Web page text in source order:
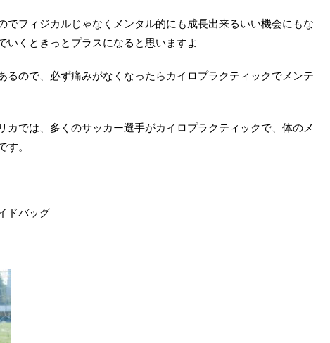
でフィジカルじゃなくメンタル的にも成長出来るいい機会にもな
いくときっとプラスになると思いますよ
るので、必ず痛みがなくなったらカイロプラクティックでメンテ
カでは、多くのサッカー選手がカイロプラクティックで、体のメ
。
ドバッグ